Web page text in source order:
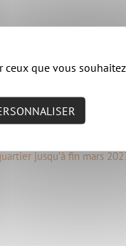
pommiers à
jusqu’à fin mars
que vous